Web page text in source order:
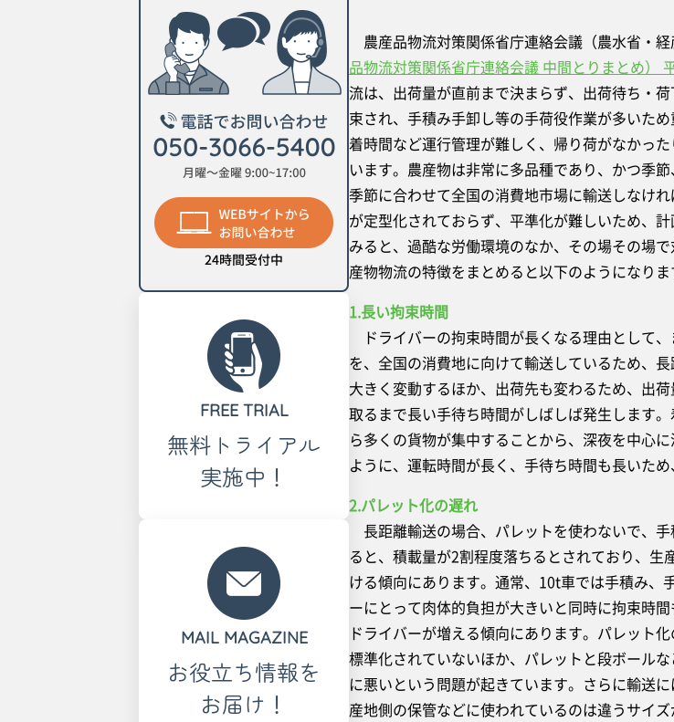
FREE TRIAL
無料トライアル
実施中！
MAIL MAGAZINE
お役立ち情報を
お届け！
農産品物流対策関係省庁連絡会議（農水省・
品物流対策関係省庁連絡会議 中間とりまとめ）
流は、出荷量が直前まで決まらず、出荷待ち・
束され、手積み手卸し等の手荷役作業が多いた
着時間など運行管理が難しく、帰り荷がなかっ
います。農産物は非常に多品種であり、かつ季
季節に合わせて全国の消費地市場に輸送しなけ
が定型化されておらず、平準化が難しいため、
みると、過酷な労働環境のなか、その場その場
産物物流の特徴をまとめると以下のようになりま
1.長い拘束時間
ドライバーの拘束時間が長くなる理由として
を、全国の消費地に向けて輸送しているため、
大きく変動するほか、出荷先も変わるため、出
取るまで長い手待ち時間がしばしば発生します
ら多くの貨物が集中することから、深夜を中心
ように、運転時間が長く、手待ち時間も長いた
2.パレット化の遅れ
長距離輸送の場合、パレットを使わないで、
ると、積載量が2割程度落ちるとされており、
ける傾向にあります。通常、10t車では手積み
ーにとって肉体的負担が大きいと同時に拘束時
ドライバーが増える傾向にあります。パレット
標準化されていないほか、パレットと段ボール
に悪いという問題が起きています。さらに輸送
産地側の保管などに使われているのは違うサイ